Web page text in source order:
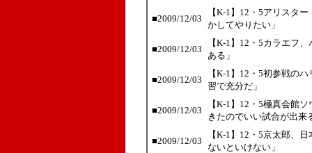
■2009/12/03
【K-1】12・5アリスタ
かしてやりたい」
■2009/12/03
【K-1】12・5カラエフ
ある」
■2009/12/03
【K-1】12・5初参戦の
習で充分だ」
■2009/12/03
【K-1】12・5極真会館
きたのでいい試合が出来
■2009/12/03
【K-1】12・5京太郎、
ないといけない」